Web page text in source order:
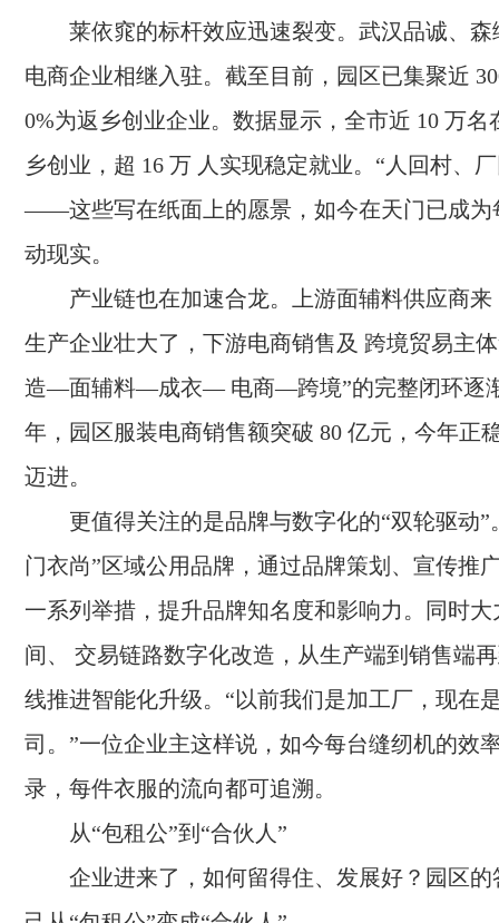
莱依窕的标杆效应迅速裂变。武汉品诚、
电商企业相继入驻。截至目前，园区已集聚近
0%为返乡创业企业。数据显示，全市近 10 万名
乡创业，超 16 万 人实现稳定就业。“人回村、
——这些写在纸面上的愿景，如今在天门已成为
动现实。
产业链也在加速合龙。上游面辅料供应商
生产企业壮大了，下游电商销售及 跨境贸易主
造—面辅料—成衣— 电商—跨境”的完整闭环逐
年，园区服装电商销售额突破 80 亿元，今年正
迈进。
更值得关注的是品牌与数字化的“双轮驱动”
门衣尚”区域公用品牌，通过品牌策划、宣传推
一系列举措，提升品牌知名度和影响力。同时
间、 交易链路数字化改造，从生产端到销售端
线推进智能化升级。“以前我们是加工厂，现在
司。”一位企业主这样说，如今每台缝纫机的效
录，每件衣服的流向都可追溯。
从“包租公”到“合伙人”
企业进来了，如何留得住、发展好？园区